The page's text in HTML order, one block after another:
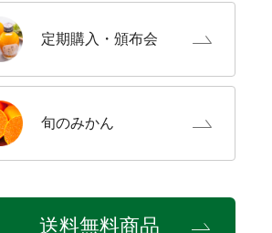
定期購入 ・頒布会
旬のみかん
送料無料商品